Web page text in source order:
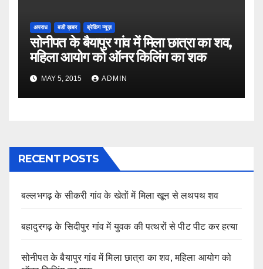
अपराध बडी ख़बर ब्रेकिंग न्यूज़
सोनीपत के बैयापुर गांव में मिला छात्रा का शव,
महिला आयोग को ऑनर किलिंग का शक
MAY 5, 2015 ADMIN
RECENT POSTS
बल्लभगढ़ के सीकरी गांव के खेतों में मिला खून से लथपथ शव
बहादुरगढ़ के सिदीपुर गांव में युवक की पत्थरों से पीट पीट कर हत्या
सोनीपत के बैयापुर गांव में मिला छात्रा का शव, महिला आयोग को